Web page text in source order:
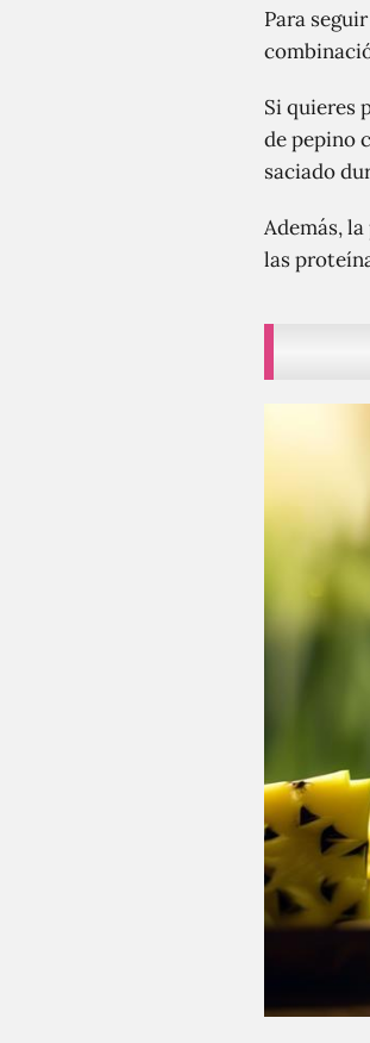
Para
Si quieres
de pepino
saciado
Además,
las